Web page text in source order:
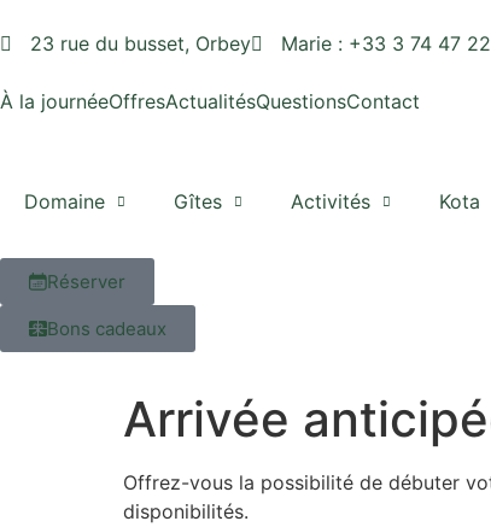
23 rue du busset, Orbey Marie : +33 3 74 47
À la journéeOffresActualitésQuestionsContact
Domaine Gîtes Activités Kota
Réserver
Bons cadeaux
Arrivée
Offrez-vous la possibilité de débuter
disponibilités.